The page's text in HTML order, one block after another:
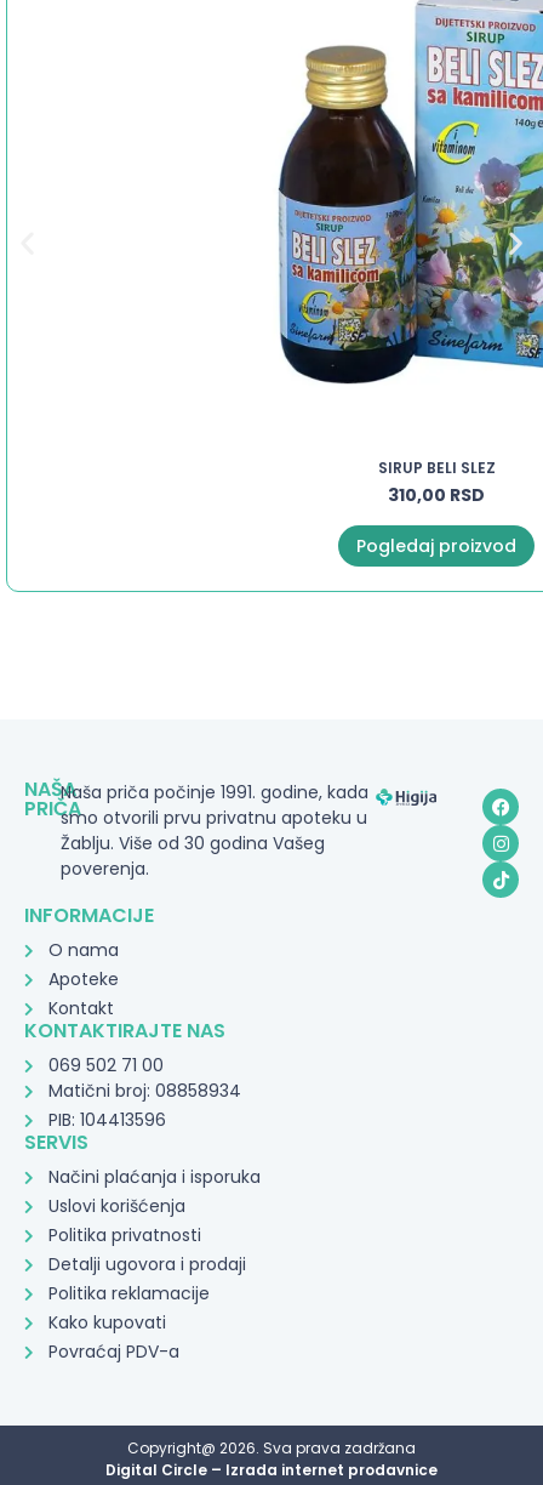
SIRUP BELI SLEZ
310,00 RSD
Pogledaj proizvod
NAŠA
PRIČA
Naša priča počinje 1991. godine, kada
smo otvorili prvu privatnu apoteku u
Žablju. Više od 30 godina Vašeg
poverenja.
INFORMACIJE
O nama
Apoteke
Kontakt
KONTAKTIRAJTE NAS
069 502 71 00
Matični broj: 08858934
PIB: 104413596
SERVIS
Načini plaćanja i isporuka
Uslovi korišćenja
Politika privatnosti
Detalji ugovora i prodaji
Politika reklamacije
Kako kupovati
Povraćaj PDV-a
Copyright@ 2026. Sva prava zadržana
Digital Circle – Izrada internet prodavnice